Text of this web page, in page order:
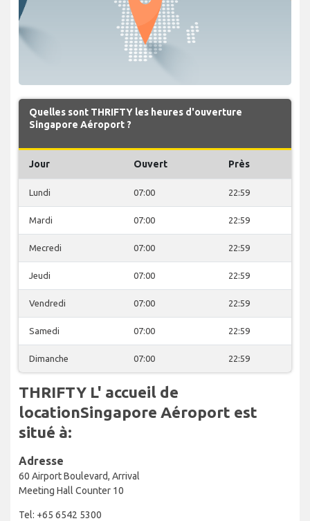
Quelles sont THRIFTY les heures d'ouverture
Singapore Aéroport ?
Jour Ouvert Près
Lundi 07:00 22:59
Mardi 07:00 22:59
Mecredi 07:00 22:59
Jeudi 07:00 22:59
Vendredi 07:00 22:59
Samedi 07:00 22:59
Dimanche 07:00 22:59
THRIFTY L' accueil de
locationSingapore Aéroport est
situé à:
Adresse
60 Airport Boulevard, Arrival
Meeting Hall Counter 10
Tel: +65 6542 5300